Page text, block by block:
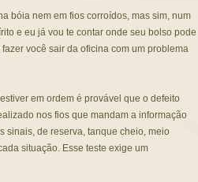
bóia nem em fios corroídos, mas sim, num
e eu já vou te contar onde seu bolso pode
você sair da oficina com um problema
em ordem é provável que o defeito
nos fios que mandam a informação
sinais, de reserva, tanque cheio, meio
situação. Esse teste exige um